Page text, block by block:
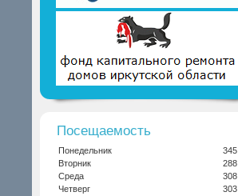
Посещаемость
Понедельник
345
Вторник
288
Среда
308
Четверг
303